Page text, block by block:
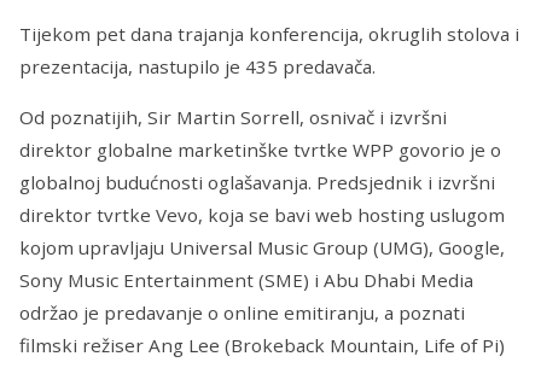
Tijekom pet dana trajanja konferencija, okruglih stolova i
prezentacija, nastupilo je 435 predavača.
Od poznatijih, Sir Martin Sorrell, osnivač i izvršni
direktor globalne marketinške tvrtke WPP govorio je o
globalnoj budućnosti oglašavanja. Predsjednik i izvršni
direktor tvrtke Vevo, koja se bavi web hosting uslugom
kojom upravljaju Universal Music Group (UMG), Google,
Sony Music Entertainment (SME) i Abu Dhabi Media
održao je predavanje o online emitiranju, a poznati
filmski režiser Ang Lee (Brokeback Mountain, Life of Pi)